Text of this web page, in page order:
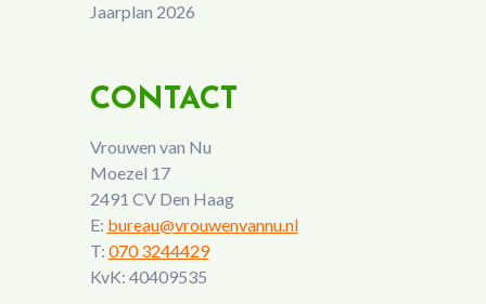
Jaarplan 2026
CONTACT
Vrouwen van Nu
Moezel 17
2491 CV Den Haag
E: bureau@vrouwenvannu.nl
T: 070 3244429
KvK: 40409535